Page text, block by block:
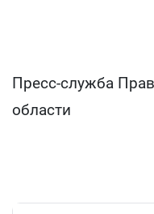
Пресс-служба
области